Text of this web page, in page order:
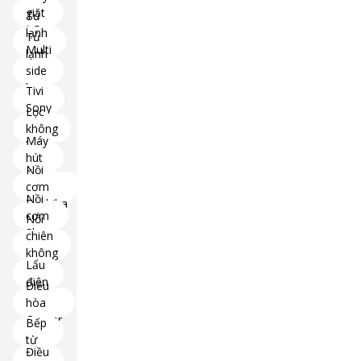
giặt
LG
Tủ
lạnh
Multi
Door
Tủ
lạnh
side
by
side
Tivi
Sony
Lọc
không
khí
Máy
hút
ẩm
Nồi
cơm
Toshiba
Nồi
cơm
Sharp
Nồi
chiên
không
dầu
Lẩu
điện
Điều
hòa
Casper
Bếp
từ
Điều